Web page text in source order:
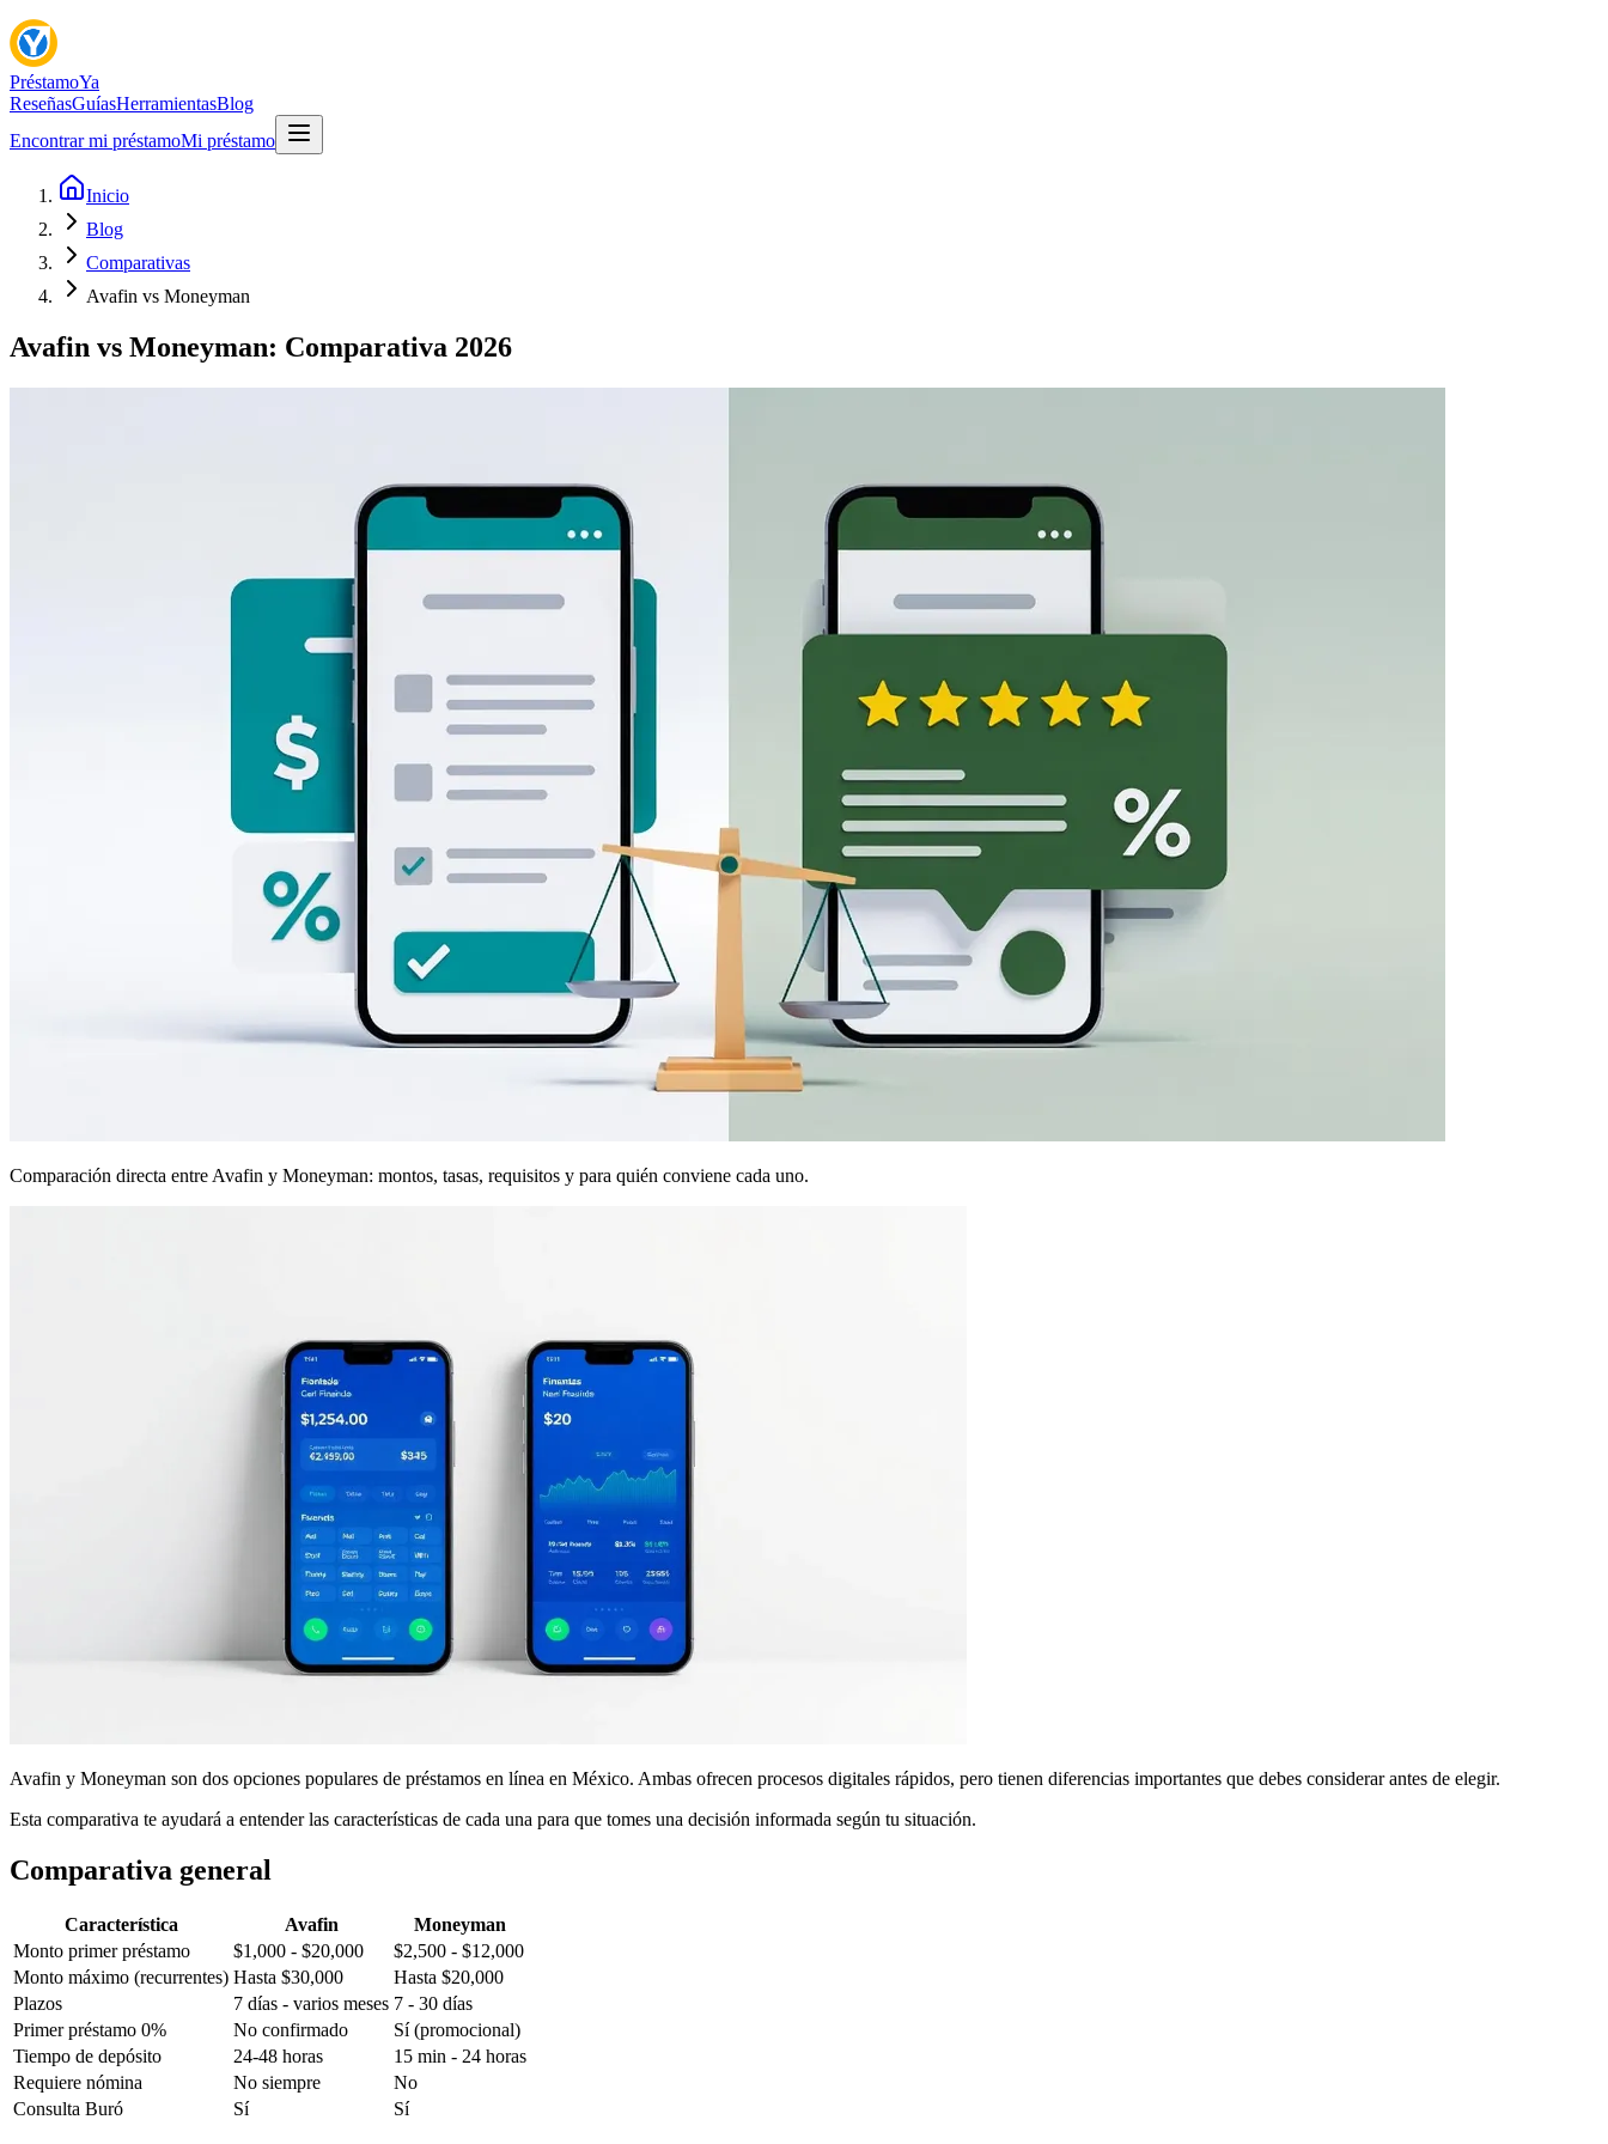
PréstamoYa
ReseñasGuíasHerramientasBlog
Encontrar mi préstamoMi préstamo
Inicio
Blog
Comparativas
Avafin vs Moneyman
Avafin vs Moneyman: Comparativa 2026
Comparación directa entre Avafin y Moneyman: montos, tasas, requisitos y para quién conviene cada uno.
Avafin y Moneyman son dos opciones populares de préstamos en línea en México. Ambas ofrecen procesos digitales rápidos, pero tienen diferencias importantes que debes considerar antes de elegir.
Esta comparativa te ayudará a entender las características de cada una para que tomes una decisión informada según tu situación.
Comparativa general
Característica Avafin
Moneyman
Monto primer préstamo
$1,000 - $20,000
$2,500 - $12,000
Monto máximo (recurrentes) Hasta $30,000
Hasta $20,000
Plazos
7 días - varios meses 7 - 30 días
Primer préstamo 0%
No confirmado
Sí (promocional)
Tiempo de depósito
24-48 horas
15 min - 24 horas
Requiere nómina
No siempre
No
Consulta Buró
Sí Sí